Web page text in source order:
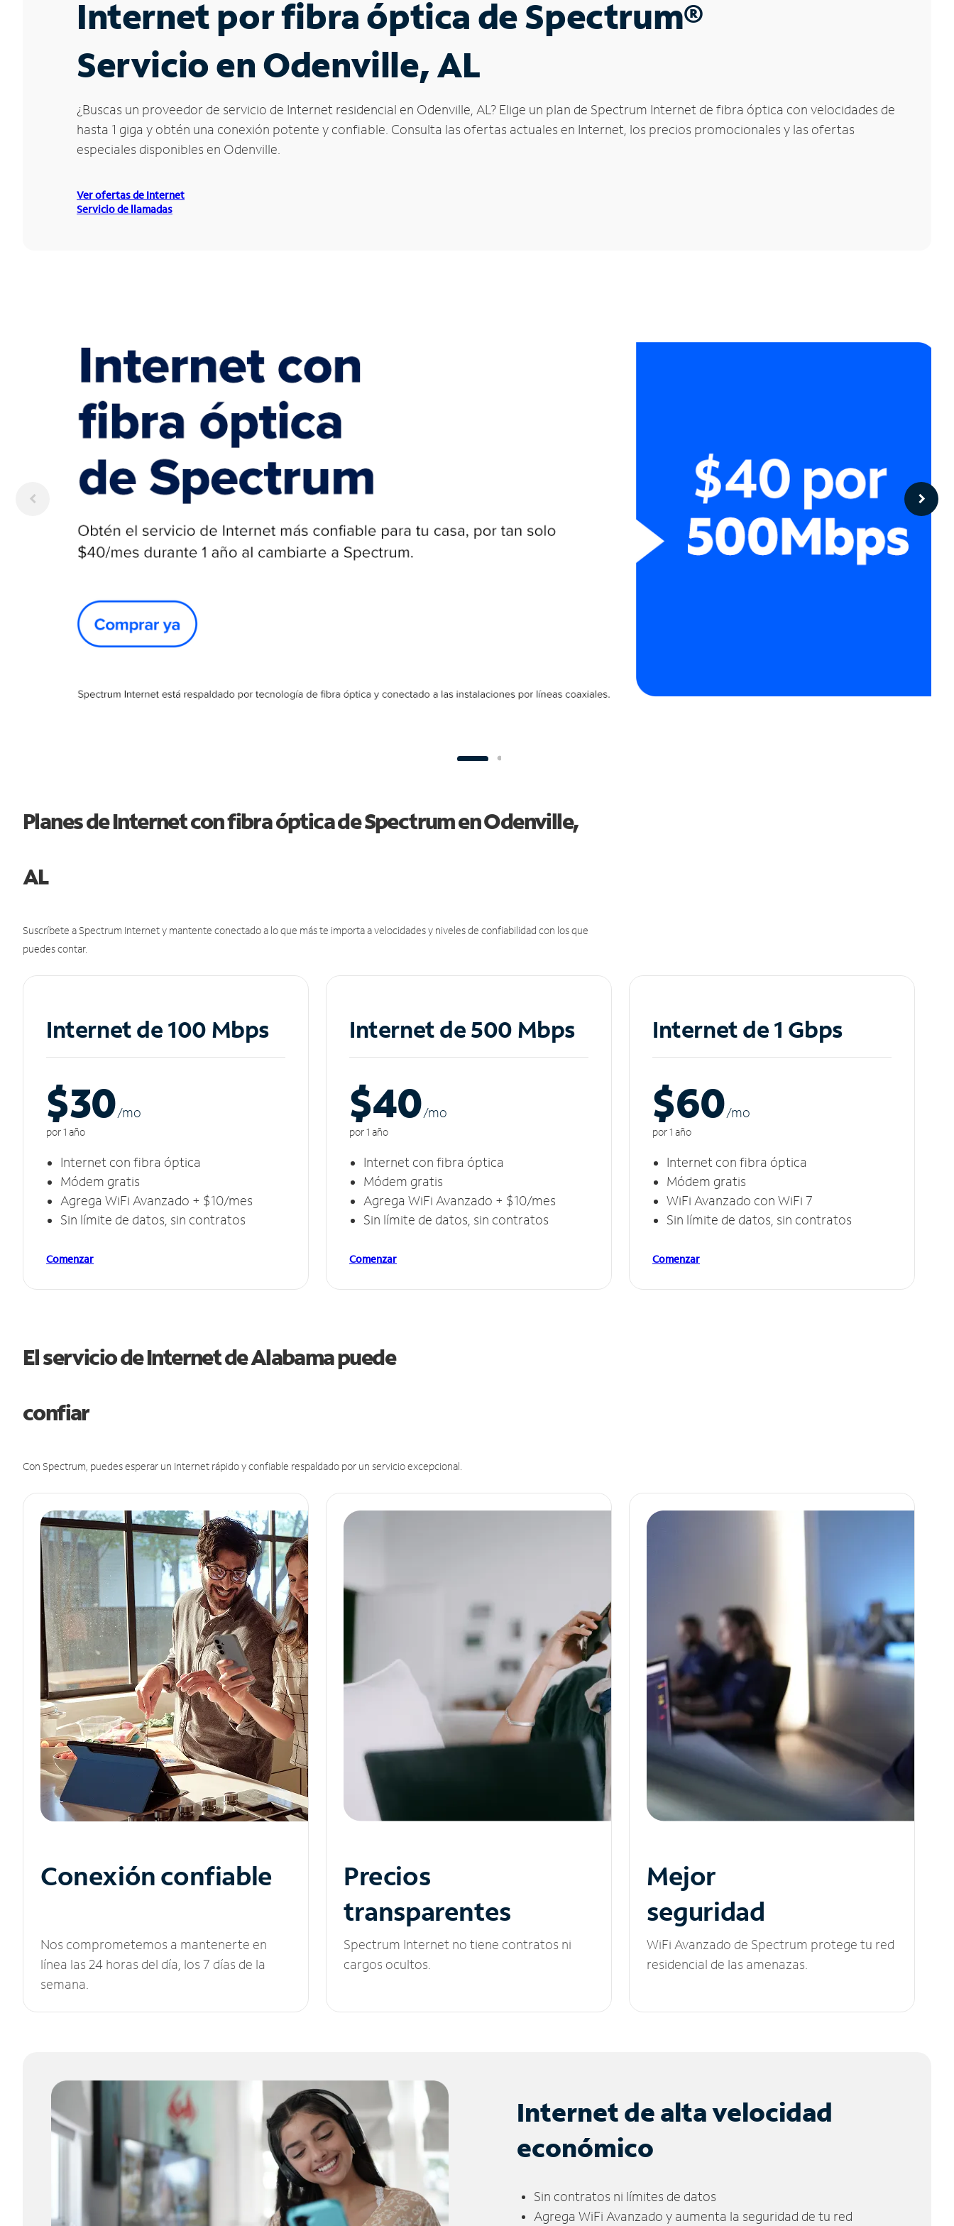
Internet por fibra óptica de Spectrum®
Servicio en Odenville, AL
¿Buscas un proveedor de servicio de Internet residencial en Odenville, AL? Elige un plan de Spectrum Internet de fibra óptica con velocidades de
hasta 1 giga y obtén una conexión potente y confiable. Consulta las ofertas actuales en Internet, los precios promocionales y las ofertas
especiales disponibles en Odenville.
Ver ofertas de Internet
Servicio de llamadas
Planes de Internet con fibra óptica de Spectrum en Odenville,
AL
Suscríbete a Spectrum Internet y mantente conectado a lo que más te importa a velocidades y niveles de confiabilidad con los que
puedes contar.
Internet de 100 Mbps
$30/mo
por 1 año
Internet con fibra óptica
Módem gratis
Agrega WiFi Avanzado + $10/mes
Sin límite de datos, sin contratos
Comenzar
Internet de 500 Mbps
$40/mo
por 1 año
Internet con fibra óptica
Módem gratis
Agrega WiFi Avanzado + $10/mes
Sin límite de datos, sin contratos
Comenzar
Internet de 1 Gbps
$60/mo
por 1 año
Internet con fibra óptica
Módem gratis
WiFi Avanzado con WiFi 7
Sin límite de datos, sin contratos
Comenzar
El servicio de Internet de Alabama puede
confiar
Con Spectrum, puedes esperar un Internet rápido y confiable respaldado por un servicio excepcional.
Conexión confiable
Nos comprometemos a mantenerte en
línea las 24 horas del día, los 7 días de la
semana.
Precios
transparentes
Spectrum Internet no tiene contratos ni
cargos ocultos.
Mejor
seguridad
WiFi Avanzado de Spectrum protege tu red
residencial de las amenazas.
Internet de alta velocidad
económico
Sin contratos ni límites de datos
Agrega WiFi Avanzado y aumenta la seguridad de tu red